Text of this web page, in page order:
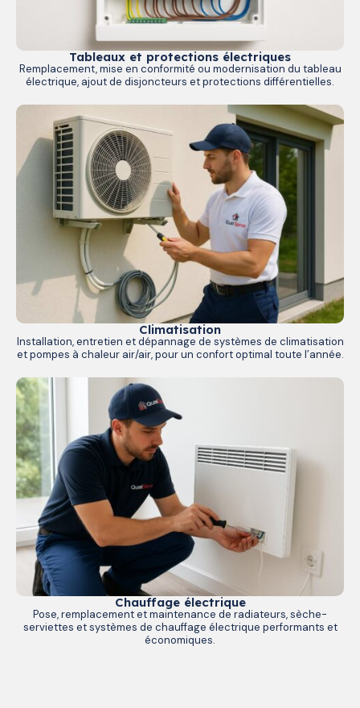
Tableaux et protections électriques
Remplacement, mise en conformité ou modernisation du tableau
électrique, ajout de disjoncteurs et protections différentielles.
Climatisation
Installation, entretien et dépannage de systèmes de climatisation
et pompes à chaleur air/air, pour un confort optimal toute l’année.
Chauffage électrique
Pose, remplacement et maintenance de radiateurs, sèche-
serviettes et systèmes de chauffage électrique performants et
économiques.